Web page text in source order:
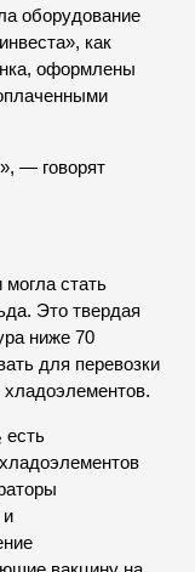
оборудование
как
оформлены
— говорят
стать
Это твердая
ниже 70
для перевозки
есть
и